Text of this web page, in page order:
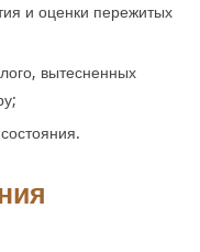
и оценки пережитых
вытесненных